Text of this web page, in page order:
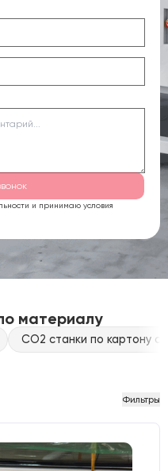
и принимаю условия
материалу
CO2 станки по картону с
Фильтры